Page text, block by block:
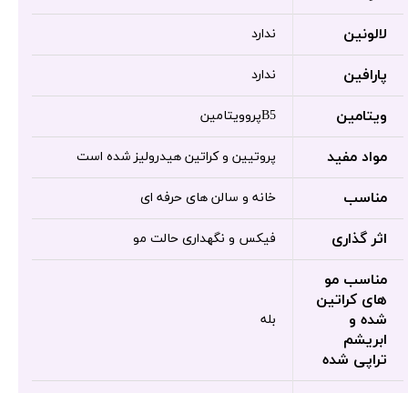
لالونین ندارد
پارافین ندارد
ویتامین B5پروویتامین
مواد مفید پروتیین و کراتین هیدرولیز شده است
مناسب خانه و سالن های حرفه ای
اثر گذاری فیکس و نگهداری حالت مو
مناسب مو
های کراتین
شده و
ابریشم
تراپی شده
بله